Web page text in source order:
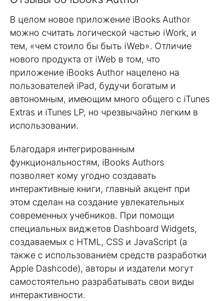
В целом новое приложение iBooks Author
можно считать логической частью iWork, и
тем, «чем стоило бы быть iWeb». Отличие
нового продукта от iWeb в том, что
приложение iBooks Author нацелено на
пользователей iPad, будучи богатым и
автономным, имеющим много общего с iTunes
Extras и iTunes LP, но чрезвычайно легким в
использовании.
Благодаря интегрированным
функциональностям, iBooks Authors
позволяет кому угодно создавать
интерактивные книги, главный акцент при
этом сделан на создание увлекательных
современных учебников. При помощи
специальных виджетов Dashboard Widgets,
создаваемых с HTML, CSS и JavaScript (а
также с использованием средств разработки
Apple Dashcode), авторы и издатели могут
самостоятельно разрабатывать свои виды
интерактивности.